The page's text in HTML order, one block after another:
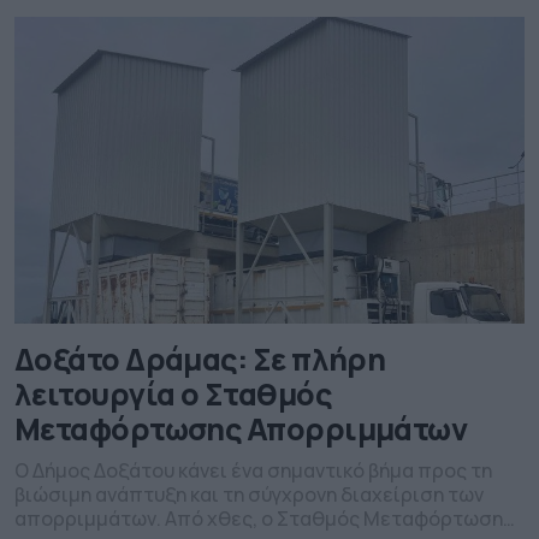
στον Δήμο Δοξάτου, τα οποία εντάχθηκαν στο
πρόγραμμα Ανατολικής Μακεδονίας – Θράκης 2021-
2027. Πιο συγκεκριμένα, συζητήθηκαν: • Η […]
Δοξάτο Δράμας: Σε πλήρη
λειτουργία ο Σταθμός
Μεταφόρτωσης Απορριμμάτων